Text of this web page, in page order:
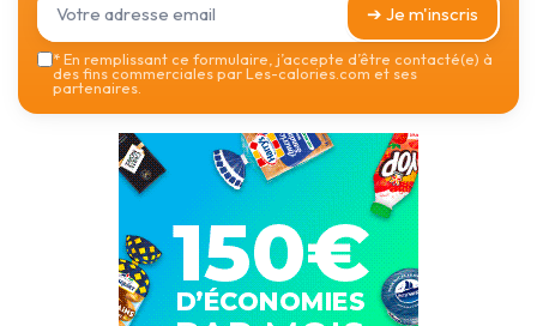
➔ Je m'inscris
*En remplissant ce formulaire, j’accepte d’être contacté(e) à
des fins commerciales par Les-calories.com et ses
partenaires.